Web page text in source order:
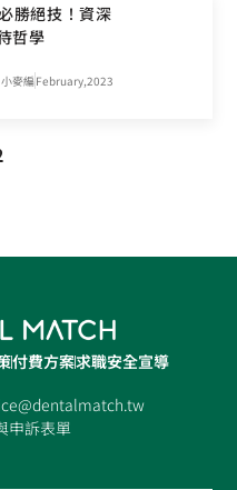
勝絕技！資深
哲學
小麥編February,2023
付費方案求職安全宣導
申訴表單